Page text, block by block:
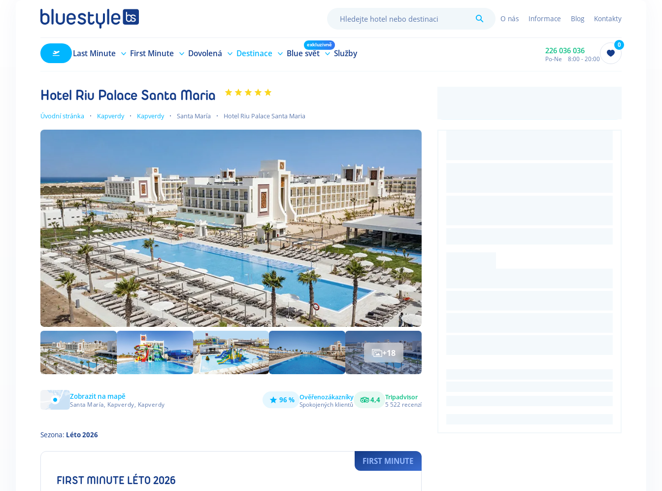
HledatO nás Informace Blog Kontakty
Last Minute First Minute Dovolená Destinace Blue svět
exkluzivně
Služby 226 036 036
Po-Ne 8:00 - 20:00
0
Hotel Riu Palace Santa Maria
Úvodní stránka Kapverdy Kapverdy Santa María Hotel Riu Palace Santa Maria
+18
Zobrazit na mapě
Santa María, Kapverdy, Kapverdy 96 % Ověřenozákazníky
Spokojených klientů 4,4 Tripadvisor
5 522 recenzí
Sezona: Léto 2026
FIRST MINUTE LÉTO 2026
FIRST MINUTE